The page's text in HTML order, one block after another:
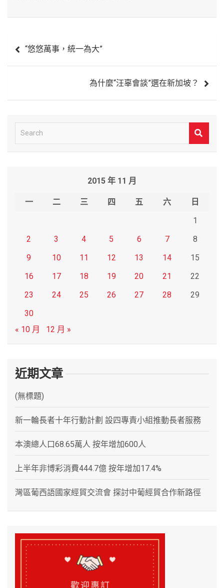
章 “悠悠萬事，統一為大”
為什麼“汪辜會談”選在新加坡？
e
2015 年 11 月
一 二 三 四 五 六
日
1
2
3 4 5 6 7
8
9
10 11 12 13 14
15
16
17 18 19 20 21
22
23
24 25 26 27 28
29
30
« 10 月
12 月 »
近期文章
(無標題)
新一輪長者十年行動計劃 設四專責小組推動長者服務
本澳總人口68.65萬人 按年增加600人
上半年非博彩消費444.7億 按年增加17.4%
灣區葡西語國家經貿交流會 探討中葡經貿合作新路徑